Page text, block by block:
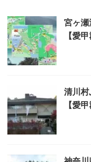
宮ヶ瀬
【愛
清川
【愛